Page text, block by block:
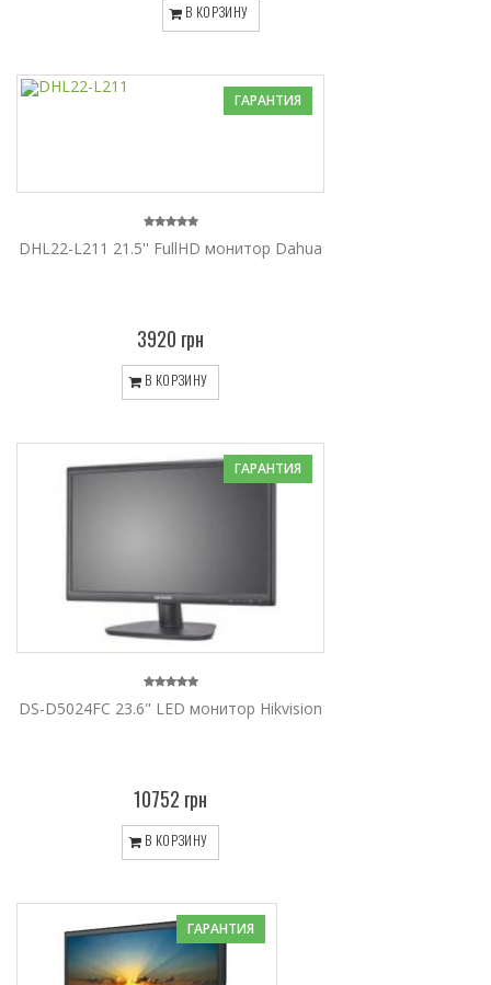
В КОРЗИНУ
ГАРАНТИЯ
DHL22-L211 21.5'' FullHD монитор Dahua
3920 грн
В КОРЗИНУ
ГАРАНТИЯ
DS-D5024FC 23.6" LED монитор Hikvision
10752 грн
В КОРЗИНУ
ГАРАНТИЯ